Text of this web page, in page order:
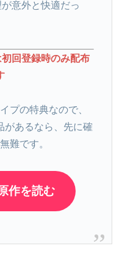
意外と快適だっ
回登録時のみ配布
プの特典なので、
があるなら、先に確
難です。
作を読む